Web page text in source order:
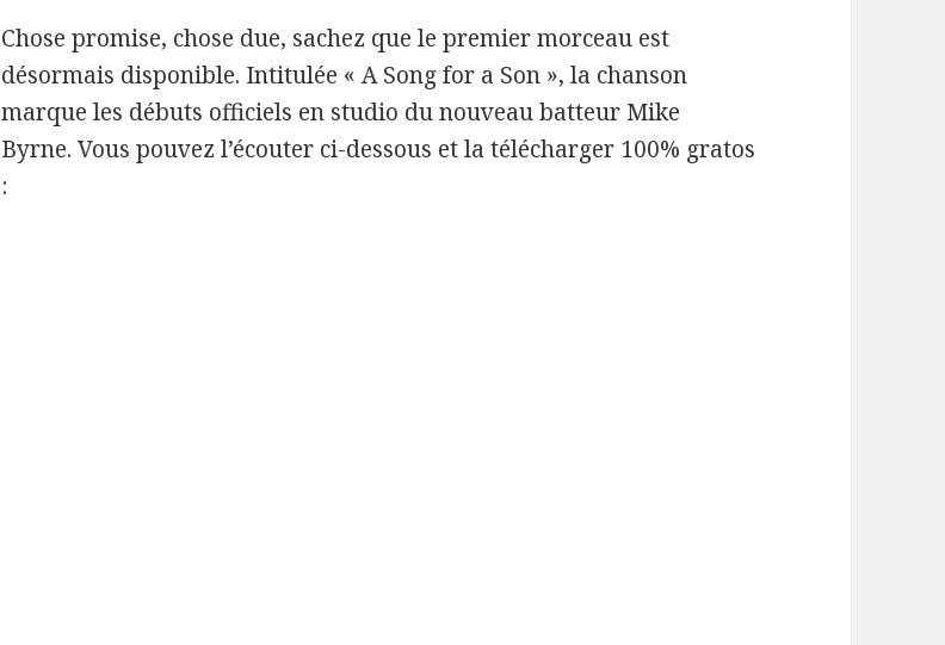
Chose promise, chose due, sachez que le premier morceau est
désormais disponible. Intitulée « A Song for a Son », la chanson
marque les débuts officiels en studio du nouveau batteur Mike
Byrne. Vous pouvez l’écouter ci-dessous et la télécharger 100% gratos
: